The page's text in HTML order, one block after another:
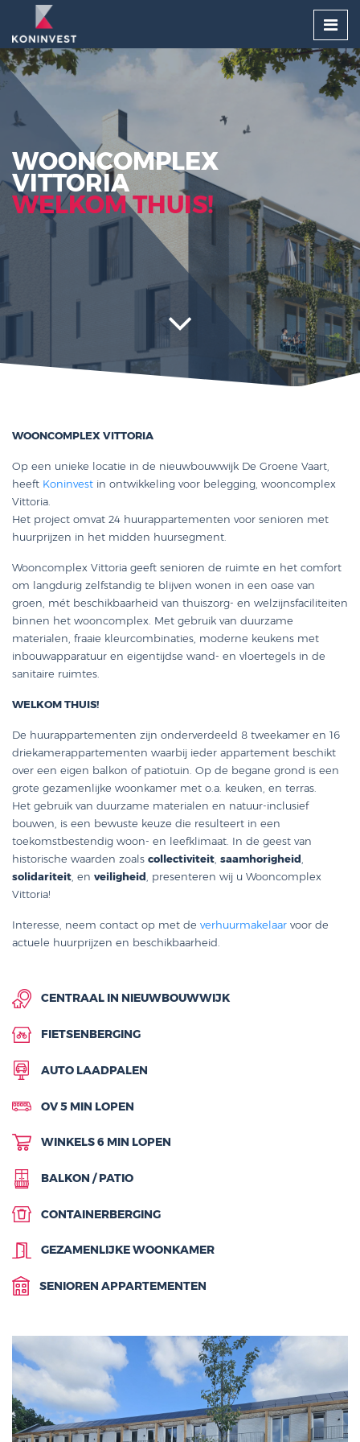
WOONCOMPLEX
VITTORIA
WELKOM THUIS!
WOONCOMPLEX VITTORIA
Op een unieke locatie in de nieuwbouwwijk De Groene Vaart,
heeft Koninvest in ontwikkeling voor belegging, wooncomplex
Vittoria.
Het project omvat 24 huurappartementen voor senioren met
huurprijzen in het midden huursegment.
Wooncomplex Vittoria geeft senioren de ruimte en het comfort
om langdurig zelfstandig te blijven wonen in een oase van
groen, mét beschikbaarheid van thuiszorg- en welzijnsfaciliteiten
binnen het wooncomplex. Met gebruik van duurzame
materialen, fraaie kleurcombinaties, moderne keukens met
inbouwapparatuur en eigentijdse wand- en vloertegels in de
sanitaire ruimtes.
WELKOM THUIS!
De huurappartementen zijn onderverdeeld 8 tweekamer en 16
driekamerappartementen waarbij ieder appartement beschikt
over een eigen balkon of patiotuin. Op de begane grond is een
grote gezamenlijke woonkamer met o.a. keuken, en terras.
Het gebruik van duurzame materialen en natuur-inclusief
bouwen, is een bewuste keuze die resulteert in een
toekomstbestendig woon- en leefklimaat. In de geest van
historische waarden zoals collectiviteit saamhorigheid
solidariteit , en veiligheid , presenteren wij u Wooncomplex
Vittoria!
Interesse, neem contact op met de verhuurmakelaar voor de
actuele huurprijzen en beschikbaarheid.
CENTRAAL IN NIEUWBOUWWIJK
FIETSENBERGING
AUTO LAADPALEN
OV 5 MIN LOPEN
WINKELS 6 MIN LOPEN
BALKON / PATIO
CONTAINERBERGING
GEZAMENLIJKE WOONKAMER
SENIOREN APPARTEMENTEN